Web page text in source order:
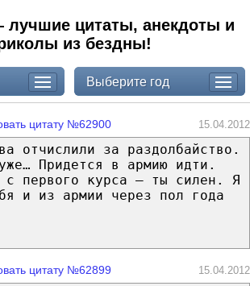
лучшие цитаты, анекдоты и
из бездны!
Выберите год
цитату №62900 15.04.2012
отчислили за раздолбайство.
Придется в армию идти.
первого курса – ты силен. Я
и из армии через пол года
цитату №62899 15.04.2012